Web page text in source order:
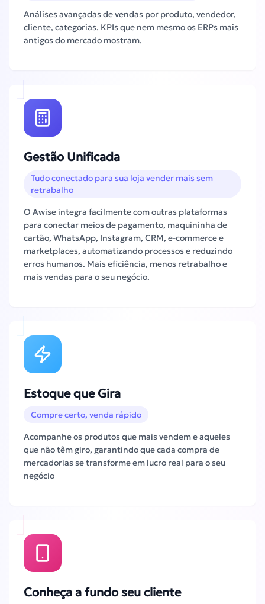
Análises avançadas de vendas por produto, vendedor,
cliente, categorias. KPIs que nem mesmo os ERPs mais
antigos do mercado mostram.
Gestão Unificada
Tudo conectado para sua loja vender mais sem
retrabalho
O Awise integra facilmente com outras plataformas
para conectar meios de pagamento, maquininha de
cartão, WhatsApp, Instagram, CRM, e-commerce e
marketplaces, automatizando processos e reduzindo
erros humanos. Mais eficiência, menos retrabalho e
mais vendas para o seu negócio.
Estoque que Gira
Compre certo, venda rápido
Acompanhe os produtos que mais vendem e aqueles
que não têm giro, garantindo que cada compra de
mercadorias se transforme em lucro real para o seu
negócio
Conheça a fundo seu cliente